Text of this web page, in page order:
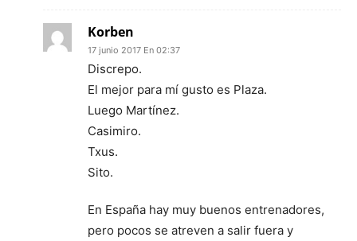
Korben
17 junio 2017 En 02:37
Discrepo.
El mejor para mí gusto es Plaza.
Luego Martínez.
Casimiro.
Txus.
Sito.
En España hay muy buenos entrenadores,
pero pocos se atreven a salir fuera y